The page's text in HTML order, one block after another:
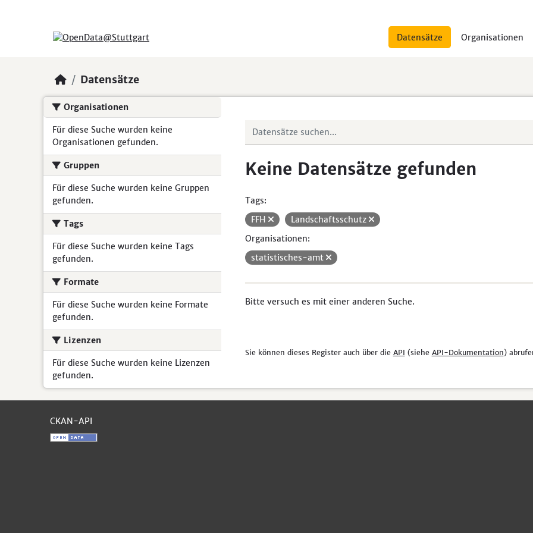
Datensätze Organisationen
Datensätze
Organisationen
Für diese Suche wurden keine
Organisationen gefunden.
Gruppen
Für diese Suche wurden keine Gruppen
gefunden.
Tags
Für diese Suche wurden keine Tags
gefunden.
Formate
Für diese Suche wurden keine Formate
gefunden.
Lizenzen
Für diese Suche wurden keine Lizenzen
gefunden.
Keine Datensätze gefunden
Tags:
FFH
Landschaftsschutz
Organisationen:
statistisches-amt
Bitte versuch es mit einer anderen Suche.
Sie können dieses Register auch über die API (siehe API-Dokumentation)
CKAN-API